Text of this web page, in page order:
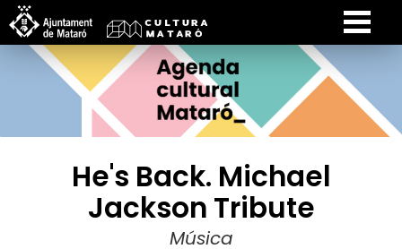
He's Back. Michael
Jackson Tribute
Música